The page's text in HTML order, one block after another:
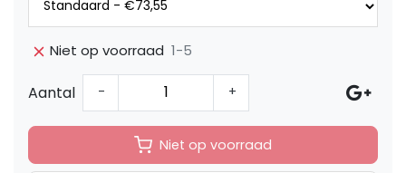
Niet op voorraad 1-5
Aantal - +
Niet op voorraad